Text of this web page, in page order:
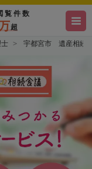
覧件数
超
宇都宮市 遺産相続